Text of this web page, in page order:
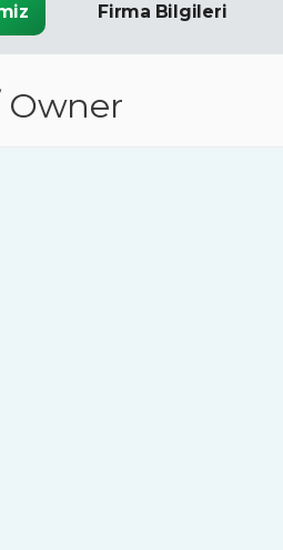
Firma Bilgileri
Owner